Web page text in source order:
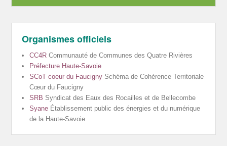
Organismes officiels
CC4R Communauté de Communes des Quatre Rivières
Préfecture Haute-Savoie
SCoT coeur du Faucigny Schéma de Cohérence Territoriale
Cœur du Faucigny
SRB Syndicat des Eaux des Rocailles et de Bellecombe
Syane Établissement public des énergies et du numérique
de la Haute-Savoie